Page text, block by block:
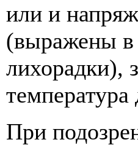
или и
(выражены в
лихорадки),
При